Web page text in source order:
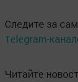
Следите за
Telegram-
Читайте